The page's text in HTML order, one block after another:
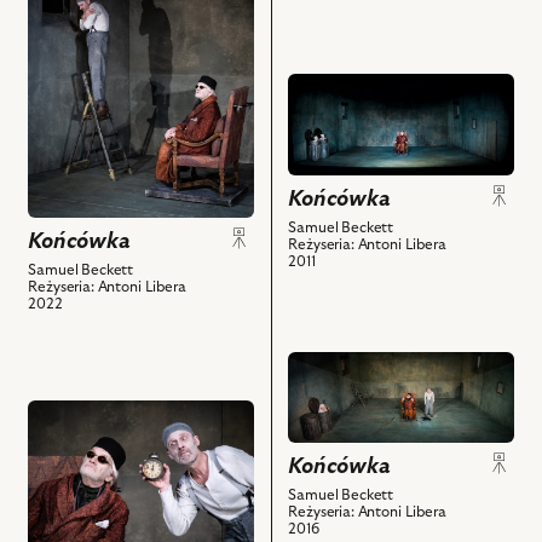
nim
obiektów
zdjęciu:
Cywka
Clov,
Andrzej
Seweryn
-
Hamm
i
powiązanych
Końcówka
Samuel Beckett
Reżyseria: Antoni Libera
2022
przejdź
do
obiektu
Końcówka,
Na
zdjęciu:
Olga
Sawicka
Zdzisław
Wardejn
Nagg,
Andrzej
Seweryn
–
Końcówka
Samuel Beckett
Reżyseria: Antoni Libera
2011
przejdź
do
obiektu
Końcówka,
Na
zdjęciu:
Krzysztof
Końcówka
Samuel Beckett
Reżyseria: Antoni Libera
2016
przejdź
obiektu
Końcówka,
Na